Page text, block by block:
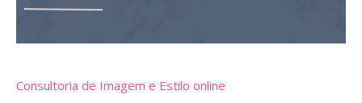
Consultoria de Imagem e Estilo online